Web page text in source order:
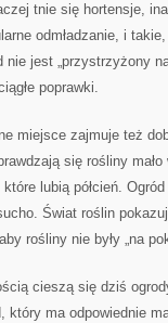
tnie się hortensje,
odmładzanie, i
nie jest „przystrzyżony
poprawki.
miejsce zajmuje też
się rośliny
lubią półcień.
Świat roślin
rośliny nie były „na
cieszą się dziś
który ma odpowiednie